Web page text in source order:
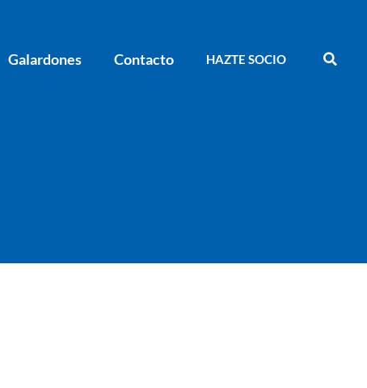
Galardones Contacto HAZTE SOCIO